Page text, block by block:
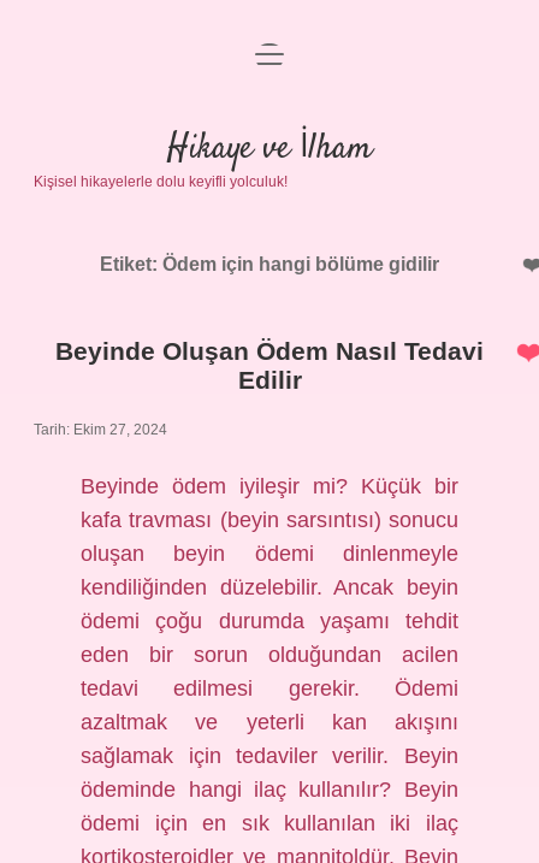
Anasayfa
Gizlilik Politikası
Yasal Uyarı
menüyü
Hikaye ve İlham
Kişisel hikayelerle dolu keyifli yolculuk!
Etiket: Ödem için hangi bölüme gidilir
Beyinde Oluşan Ödem Nasıl Tedavi
Edilir
Tarih: Ekim 27, 2024
Beyinde ödem iyileşir mi? Küçük bir
kafa travması (beyin sarsıntısı) sonucu
oluşan beyin ödemi dinlenmeyle
kendiliğinden düzelebilir. Ancak beyin
ödemi çoğu durumda yaşamı tehdit
eden bir sorun olduğundan acilen
tedavi edilmesi gerekir. Ödemi
azaltmak ve yeterli kan akışını
sağlamak için tedaviler verilir. Beyin
ödeminde hangi ilaç kullanılır? Beyin
ödemi için en sık kullanılan iki ilaç
kortikosteroidler ve mannitoldür. Beyin